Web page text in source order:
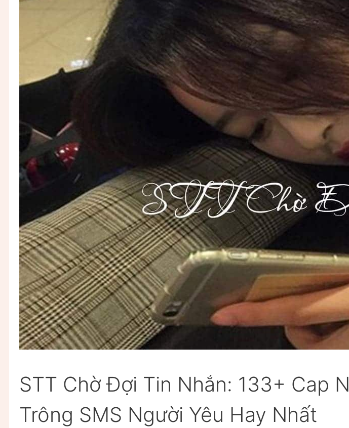
STT Chờ Đợi Tin Nhắn: 133+ Cap
Trông SMS Người Yêu Hay Nhất